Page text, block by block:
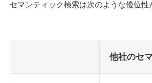
セマンティック検索は次のような優位性
他社のセ